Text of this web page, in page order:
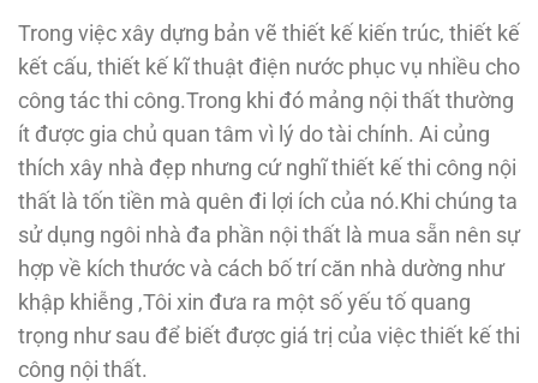
Trong việc xây dựng bản vẽ thiết kế kiến trúc, thiết kế
kết cấu, thiết kế kĩ thuật điện nước phục vụ nhiều cho
công tác thi công.Trong khi đó mảng nội thất thường
ít được gia chủ quan tâm vì lý do tài chính. Ai củng
thích xây nhà đẹp nhưng cứ nghĩ thiết kế thi công nội
thất là tốn tiền mà quên đi lợi ích của nó.Khi chúng ta
sử dụng ngôi nhà đa phần nội thất là mua sẵn nên sự
hợp về kích thước và cách bố trí căn nhà dường như
khập khiễng ,Tôi xin đưa ra một số yếu tố quang
trọng như sau để biết được giá trị của việc thiết kế thi
công nội thất.